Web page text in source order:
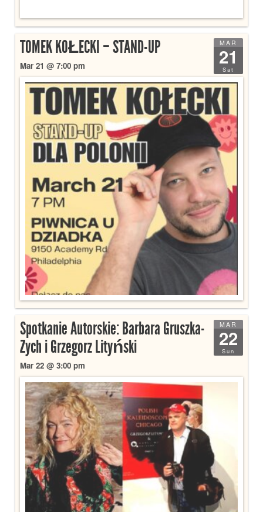
MAR
21
Sat
TOMEK KOŁECKI – STAND-UP
Mar 21 @ 7:00 pm
MAR
22
Sun
Spotkanie Autorskie: Barbara Gruszka-
Zych i Grzegorz Lityński
Mar 22 @ 3:00 pm